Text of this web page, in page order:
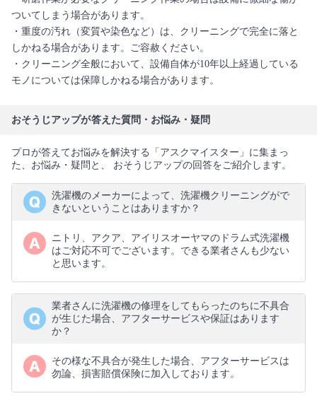
ついてしまう場合があります。
・重度の汚れ（変質や染色など）は、クリーニングで完全に落と
しかねる場合があります。ご容赦ください。
・クリーニング全般において、設備自体が10年以上経過している
モノについては保障しかねる場合があります。
おそうじアップが答えた質問・お悩み・疑問
プロが答えてお悩みを解決する「アスクマイスター」に集まっ
た、お悩み・疑問と、 おそうじアップの回答をご紹介します。
洗濯機のメーカーによって、洗濯機クリーニングがで
きないということはありますか？
ニトリ、アクア、アイリスオーヤマのドラム式洗濯機
はご対応不可でございます。できる業者さんも少ない
と思います。
業者さんに洗濯機の修理をしてもらったのちに不具合
が生じた場合、アフターサービスや保証はあります
か？
その様な不具合が発生した場合、アフターサービスは
勿論、損害賠償保険に加入しております。